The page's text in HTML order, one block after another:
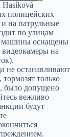
полицейских
на патрульные
по улицам
машины оснащены
на
не останавливают
только
было допущено
вежливо
будут